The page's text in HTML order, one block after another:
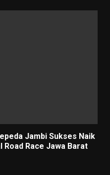
Jambi Sukses Naik
Road Race Jawa Barat